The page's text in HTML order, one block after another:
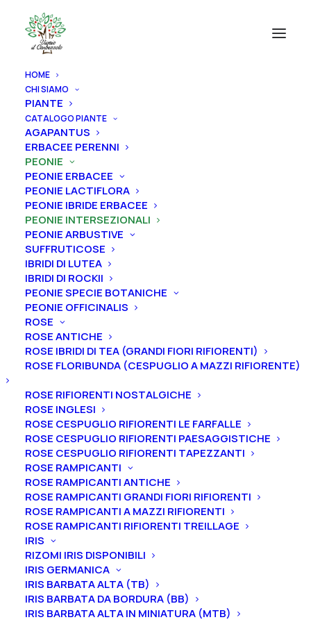
HOME
CHI SIAMO
PIANTE
CATALOGO PIANTE
AGAPANTUS
ERBACEE PERENNI
PEONIE
PEONIE ERBACEE
PEONIE LACTIFLORA
PEONIE IBRIDE ERBACEE
PEONIE INTERSEZIONALI
PEONIE ARBUSTIVE
SUFFRUTICOSE
IBRIDI DI LUTEA
IBRIDI DI ROCKII
PEONIE SPECIE BOTANICHE
PEONIE OFFICINALIS
ROSE
ROSE ANTICHE
ROSE IBRIDI DI TEA (GRANDI FIORI RIFIORENTI)
ROSE FLORIBUNDA (CESPUGLIO A MAZZI RIFIORENTE)
ROSE RIFIORENTI NOSTALGICHE
ROSE INGLESI
ROSE CESPUGLIO RIFIORENTI LE FARFALLE
ROSE CESPUGLIO RIFIORENTI PAESAGGISTICHE
ROSE CESPUGLIO RIFIORENTI TAPEZZANTI
ROSE RAMPICANTI
ROSE RAMPICANTI ANTICHE
ROSE RAMPICANTI GRANDI FIORI RIFIORENTI
ROSE RAMPICANTI A MAZZI RIFIORENTI
ROSE RAMPICANTI RIFIORENTI TREILLAGE
IRIS
RIZOMI IRIS DISPONIBILI
IRIS GERMANICA
IRIS BARBATA ALTA (TB)
IRIS BARBATA DA BORDURA (BB)
IRIS BARBATA ALTA IN MINIATURA (MTB)
Peonia itoh “Pink Ardour”
Peonia itoh “Pink Ardour”
45,00€
La peonia “Pink Ardour” è un ibrido intersezionale
(Itoh) dal fiore semidoppio e doppio (18 cm) di color
rosa lampone con lievi sfumature più chiare e dalla
fioritura intermedia. La peonia “Pink Ardour” ha un
leggero profumo e i suoi fiori sono perfetti da
recidere.